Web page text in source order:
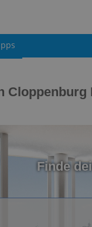
Cloppenburg
Finde